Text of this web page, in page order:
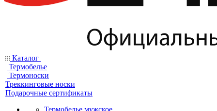
Каталог
Термобелье
Термоноски
Треккинговые носки
Подарочные сертификаты
Термобелье мужское